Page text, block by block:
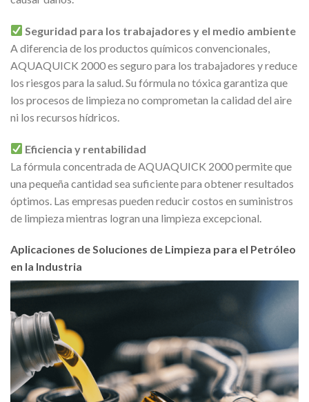
Seguridad para los trabajadores y el medio ambiente
A diferencia de los productos químicos convencionales,
AQUAQUICK 2000 es seguro para los trabajadores y reduce
los riesgos para la salud. Su fórmula no tóxica garantiza que
los procesos de limpieza no comprometan la calidad del aire
ni los recursos hídricos.
Eficiencia y rentabilidad
La fórmula concentrada de AQUAQUICK 2000 permite que
una pequeña cantidad sea suficiente para obtener resultados
óptimos. Las empresas pueden reducir costos en suministros
de limpieza mientras logran una limpieza excepcional.
Aplicaciones de Soluciones de Limpieza para el Petróleo
en la Industria